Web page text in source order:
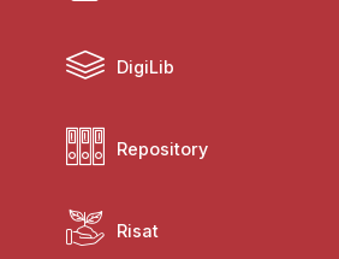
DigiLib
Repository
Risat